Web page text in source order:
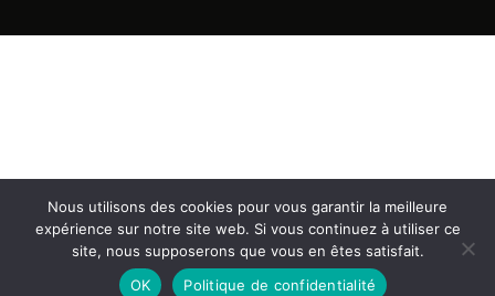
Nous utilisons des cookies pour vous garantir la meilleure
expérience sur notre site web. Si vous continuez à utiliser ce
site, nous supposerons que vous en êtes satisfait.
OK
Politique de confidentialité